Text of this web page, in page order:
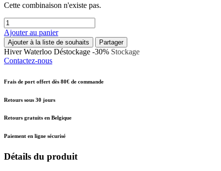
Cette combinaison n'existe pas.
Ajouter au panier
Ajouter à la liste de souhaits Partager
Hiver Waterloo Déstockage -30% Stockage
Contactez-nous
Frais de port offert dès 80€ de commande
Retours sous 30 jours
Retours gratuits en Belgique
Paiement en ligne sécurisé
Détails du produit